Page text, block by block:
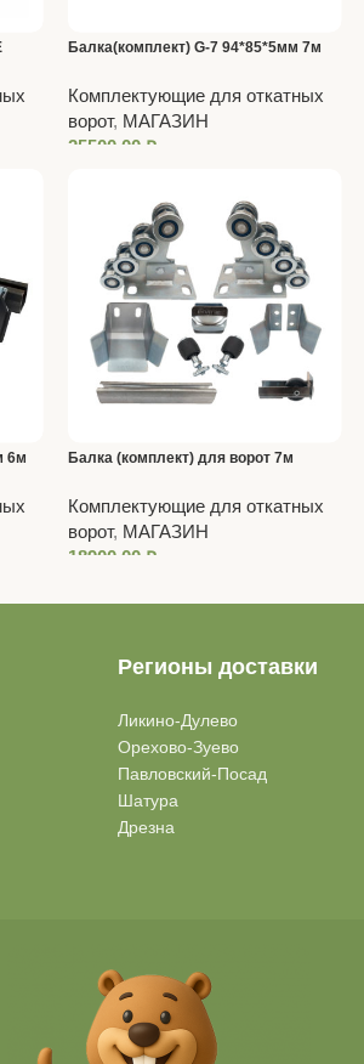
Балка(комплект) G-7 94*85*5мм 7м
Комплектующие для откатных
ворот, МАГАЗИН
25500,00 ₽
6м Балка (комплект) для ворот 7м
Комплектующие для откатных
ворот, МАГАЗИН
18900,00 ₽
Регионы доставки
Ликино-Дулево
Орехово-Зуево
Павловский-Посад
Шатура
Дрезна